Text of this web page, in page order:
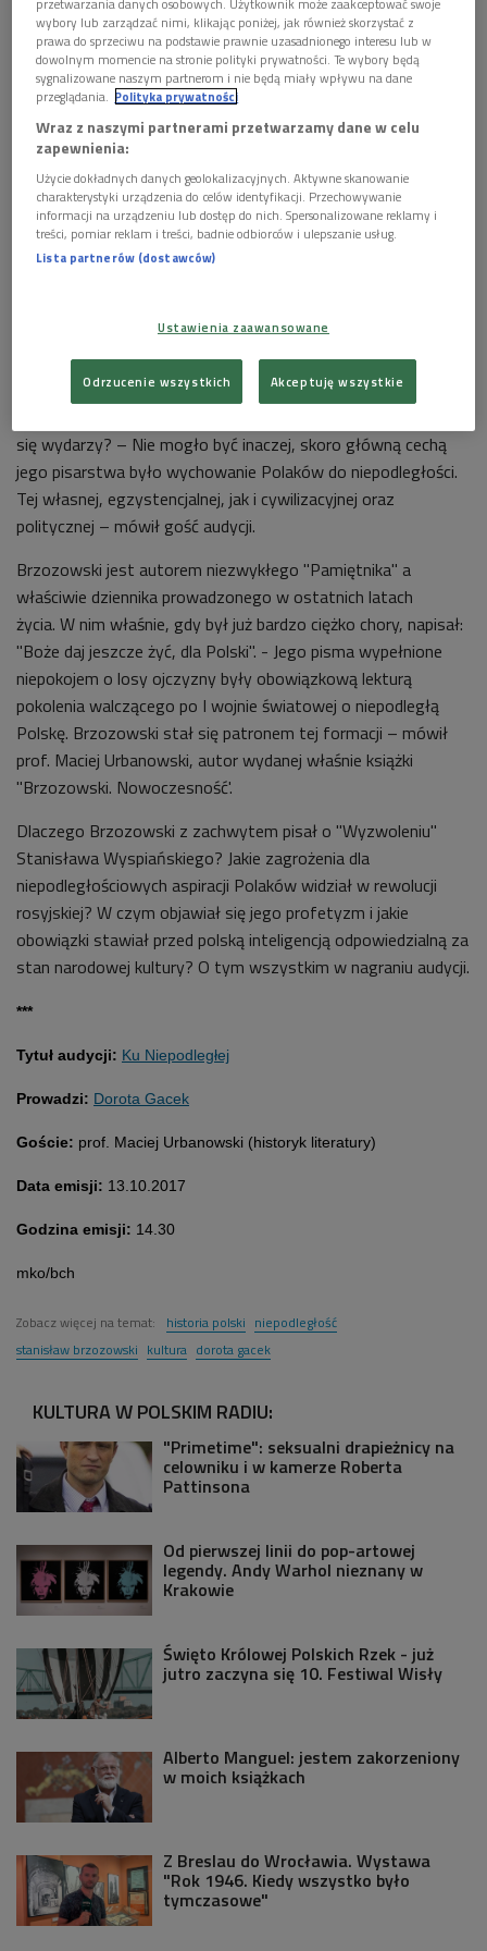
Stanisław Brzozowski Foto: Wikimedia Commons/domena publiczna
filozoficznych, krytycznoliterackich i kulturoznawczych:
"Legenda Młodej Polski", "Idee" i "Głosy wśród nocy", zmarł w
1911 roku we Florencji mając zaledwie 33 lata. 7 lat przed
się wydarzy? – Nie mogło być inaczej, skoro główną cechą
jego pisarstwa było wychowanie Polaków do niepodległości.
Tej własnej, egzystencjalnej, jak i cywilizacyjnej oraz
politycznej – mówił gość audycji.
Brzozowski jest autorem niezwykłego "Pamiętnika" a
właściwie dziennika prowadzonego w ostatnich latach
życia. W nim właśnie, gdy był już bardzo ciężko chory, napisał:
"Boże daj jeszcze żyć, dla Polski". - Jego pisma wypełnione
niepokojem o losy ojczyzny były obowiązkową lekturą
pokolenia walczącego po I wojnie światowej o niepodległą
Polskę. Brzozowski stał się patronem tej formacji – mówił
prof. Maciej Urbanowski, autor wydanej właśnie książki
"Brzozowski. Nowoczesność'.
Dlaczego Brzozowski z zachwytem pisał o "Wyzwoleniu"
Stanisława Wyspiańskiego? Jakie zagrożenia dla
niepodległościowych aspiracji Polaków widział w rewolucji
rosyjskiej? W czym objawiał się jego profetyzm i jakie
obowiązki stawiał przed polską inteligencją odpowiedzialną za
stan narodowej kultury? O tym wszystkim w nagraniu audycji.
***
Tytuł audycji: Ku Niepodległej
Prowadzi: Dorota Gacek
Goście: prof. Maciej Urbanowski (historyk literatury)
Data emisji: 13.10.2017
Godzina emisji: 14.30
mko/bch
Zobacz więcej na temat: historia polski niepodległość
stanisław brzozowski kultura dorota gacek
KULTURA W POLSKIM RADIU:
"Primetime": seksualni drapieżnicy na
celowniku i w kamerze Roberta
Pattinsona
Od pierwszej linii do pop-artowej
legendy. Andy Warhol nieznany w
Krakowie
Święto Królowej Polskich Rzek - już
jutro zaczyna się 10. Festiwal Wisły
Alberto Manguel: jestem zakorzeniony
w moich książkach
Z Breslau do Wrocławia. Wystawa
"Rok 1946. Kiedy wszystko było
tymczasowe"
przetwarzania danych osobowych. Użytkownik może zaakceptować swoje
wybory lub zarządzać nimi, klikając poniżej, jak również skorzystać z
prawa do sprzeciwu na podstawie prawnie uzasadnionego interesu lub w
dowolnym momencie na stronie polityki prywatności. Te wybory będą
sygnalizowane naszym partnerom i nie będą miały wpływu na dane
przeglądania. Polityka prywatności
Wraz z naszymi partnerami przetwarzamy dane w celu
zapewnienia:
Użycie dokładnych danych geolokalizacyjnych. Aktywne skanowanie
charakterystyki urządzenia do celów identyfikacji. Przechowywanie
informacji na urządzeniu lub dostęp do nich. Spersonalizowane reklamy i
treści, pomiar reklam i treści, badnie odbiorców i ulepszanie usług.
Lista partnerów (dostawców)
Ustawienia zaawansowane
Odrzucenie wszystkich Akceptuję wszystkie